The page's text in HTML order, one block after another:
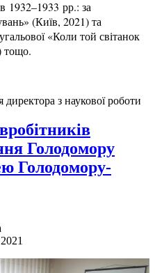
1932–1933 рр.: за
(Київ, 2021) та
«Коли той світанок
тощо.
з наукової роботи
Голодомору
Голодомору-